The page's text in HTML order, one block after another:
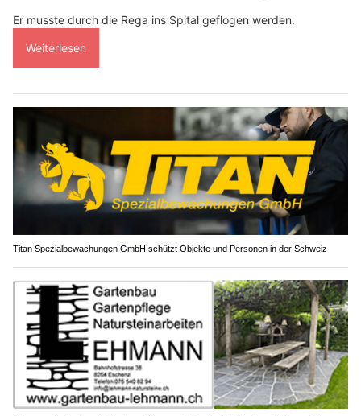
Er musste durch die Rega ins Spital geflogen werden.
Weiterlesen
Titan Spezialbewachungen GmbH schützt Objekte und Personen in der Schweiz